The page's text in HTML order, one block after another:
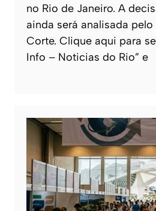
no Rio de Janeiro. A
ainda será analisada
Corte. Clique aqui para
Info – Noticias do Rio” e